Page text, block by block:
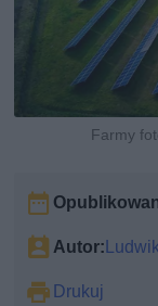
Farmy
Autor:
Drukuj